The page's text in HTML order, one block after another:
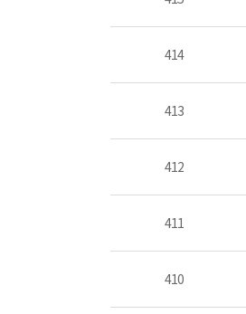
414
413
412
411
410